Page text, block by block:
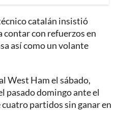
catalán insistió
contar con refuerzos en
así como un volante
West Ham el sábado,
pasado domingo ante el
partidos sin ganar en